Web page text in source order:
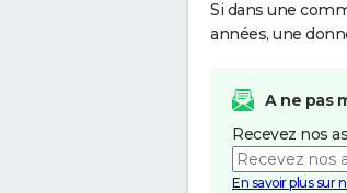
Si dans une
années, une
A ne pas
Recevez nos
En savoir plus sur